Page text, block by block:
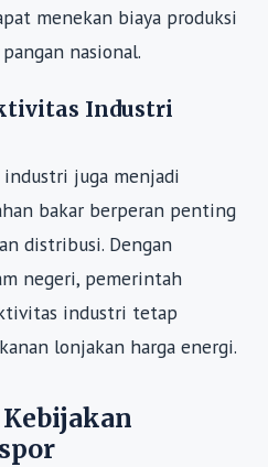
menekan biaya produksi
nasional.
Industri
juga menjadi
bakar berperan penting
distribusi. Dengan
negeri, pemerintah
industri tetap
lonjakan harga energi.